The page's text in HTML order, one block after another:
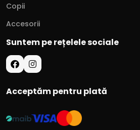
Copii
Accesorii
Suntem pe rețelele sociale
Acceptăm pentru plată